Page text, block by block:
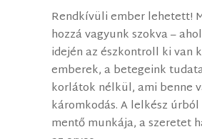
Rendkívüli ember lehetett!
hozzá vagyunk szokva –
idején az észkontroll ki van
emberek, a betegeink
korlátok nélkül, ami benne
káromkodás. A lelkész
mentő munkája, a szeretet